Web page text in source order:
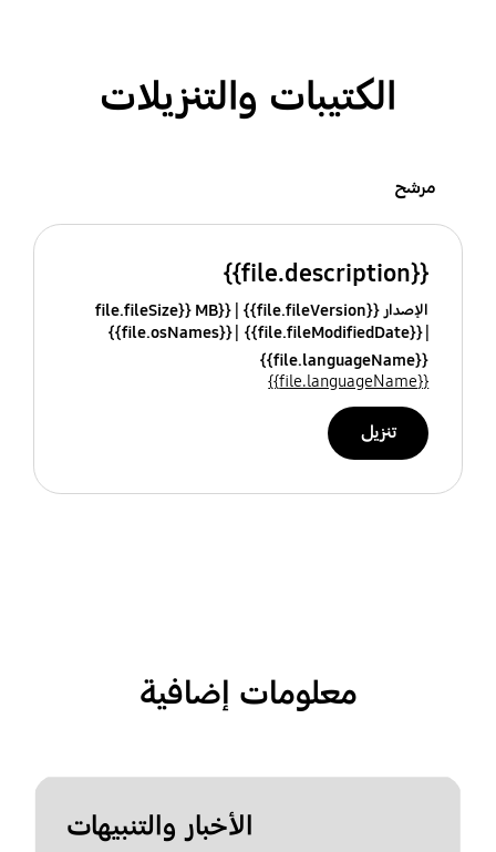
الكتيبات والتنزيلات
مرشح
{{file.description}}
الإصدار {{file.fileVersion}}
{{file.fileSize}} MB
{{file.fileModifiedDate}}
{{file.osNames}}
{{file.languageName}}
{{file.languageName}}
تنزيل
معلومات إضافية
الأخبار والتنبيهات